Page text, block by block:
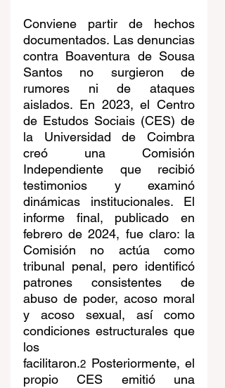
Conviene partir de hechos
documentados. Las denuncias
contra Boaventura de Sousa
Santos no surgieron de
rumores ni de ataques
aislados. En 2023, el Centro
de Estudos Sociais (CES) de
la Universidad de Coimbra
creó una Comisión
Independiente que recibió
testimonios y examinó
dinámicas institucionales. El
informe final, publicado en
febrero de 2024, fue claro: la
Comisión no actúa como
tribunal penal, pero identificó
patrones consistentes de
abuso de poder, acoso moral
y acoso sexual, así como
condiciones estructurales que
los
facilitaron.2 Posteriormente, el
propio CES emitió una